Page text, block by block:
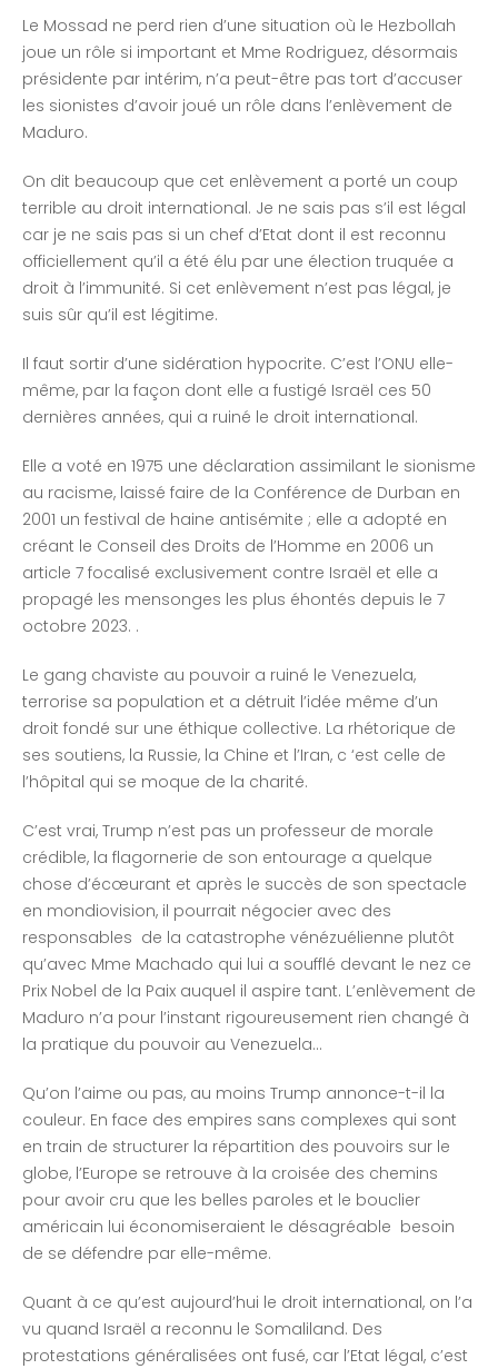
Le Mossad ne perd rien d’une situation où le Hezbollah
joue un rôle si important et Mme Rodriguez, désormais
présidente par intérim, n’a peut-être pas tort d’accuser
les sionistes d’avoir joué un rôle dans l’enlèvement de
Maduro.
On dit beaucoup que cet enlèvement a porté un coup
terrible au droit international. Je ne sais pas s’il est légal
car je ne sais pas si un chef d’Etat dont il est reconnu
officiellement qu’il a été élu par une élection truquée a
droit à l’immunité. Si cet enlèvement n’est pas légal, je
suis sûr qu’il est légitime.
Il faut sortir d’une sidération hypocrite. C’est l’ONU elle-
même, par la façon dont elle a fustigé Israël ces 50
dernières années, qui a ruiné le droit international.
Elle a voté en 1975 une déclaration assimilant le sionisme
au racisme, laissé faire de la Conférence de Durban en
2001 un festival de haine antisémite ; elle a adopté en
créant le Conseil des Droits de l’Homme en 2006 un
article 7 focalisé exclusivement contre Israël et elle a
propagé les mensonges les plus éhontés depuis le 7
octobre 2023. .
Le gang chaviste au pouvoir a ruiné le Venezuela,
terrorise sa population et a détruit l’idée même d’un
droit fondé sur une éthique collective. La rhétorique de
ses soutiens, la Russie, la Chine et l’Iran, c ‘est celle de
l’hôpital qui se moque de la charité.
C’est vrai, Trump n’est pas un professeur de morale
crédible, la flagornerie de son entourage a quelque
chose d’écœurant et après le succès de son spectacle
en mondiovision, il pourrait négocier avec des
responsables de la catastrophe vénézuélienne plutôt
qu’avec Mme Machado qui lui a soufflé devant le nez ce
Prix Nobel de la Paix auquel il aspire tant. L’enlèvement de
Maduro n’a pour l’instant rigoureusement rien changé à
la pratique du pouvoir au Venezuela…
Qu’on l’aime ou pas, au moins Trump annonce-t-il la
couleur. En face des empires sans complexes qui sont
en train de structurer la répartition des pouvoirs sur le
globe, l’Europe se retrouve à la croisée des chemins
pour avoir cru que les belles paroles et le bouclier
américain lui économiseraient le désagréable besoin
de se défendre par elle-même.
Quant à ce qu’est aujourd’hui le droit international, on l’a
vu quand Israël a reconnu le Somaliland. Des
protestations généralisées ont fusé, car l’Etat légal, c’est